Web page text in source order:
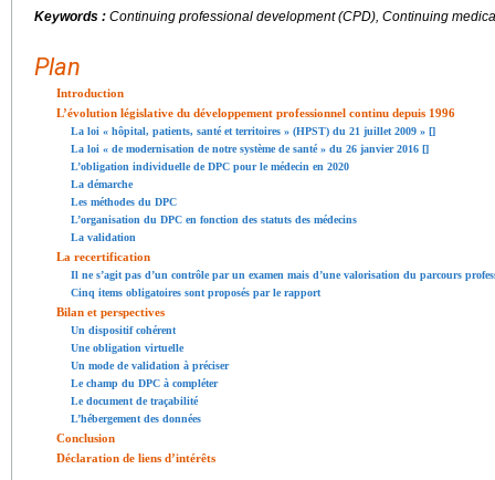
Keywords : Continuing professional development (CPD), Continuing
Plan
Introduction
L’évolution législative du développement professionnel continu depuis 1996
La loi « hôpital, patients, santé et territoires » (HPST) du 21 juillet 2009 » []
La loi « de modernisation de notre système de santé » du 26 janvier 2016 []
L’obligation individuelle de DPC pour le médecin en 2020
La démarche
Les méthodes du DPC
L’organisation du DPC en fonction des statuts des médecins
La validation
La recertification
Il ne s’agit pas d’un contrôle par un examen mais d’une valorisation du parcours
Cinq items obligatoires sont proposés par le rapport
Bilan et perspectives
Un dispositif cohérent
Une obligation virtuelle
Un mode de validation à préciser
Le champ du DPC à compléter
Le document de traçabilité
L’hébergement des données
Conclusion
Déclaration de liens d’intérêts